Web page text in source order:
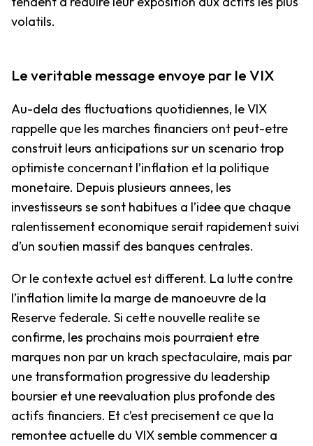
volatils.
Le veritable message envoye par le VIX
Au-dela des fluctuations quotidiennes, le VIX
rappelle que les marches financiers ont peut-etre
construit leurs anticipations sur un scenario trop
optimiste concernant l’inflation et la politique
monetaire. Depuis plusieurs annees, les
investisseurs se sont habitues a l’idee que chaque
ralentissement economique serait rapidement suivi
d’un soutien massif des banques centrales.
Or le contexte actuel est different. La lutte contre
l’inflation limite la marge de manoeuvre de la
Reserve federale. Si cette nouvelle realite se
confirme, les prochains mois pourraient etre
marques non par un krach spectaculaire, mais par
une transformation progressive du leadership
boursier et une reevaluation plus profonde des
actifs financiers. Et c’est precisement ce que la
remontee actuelle du VIX semble commencer a